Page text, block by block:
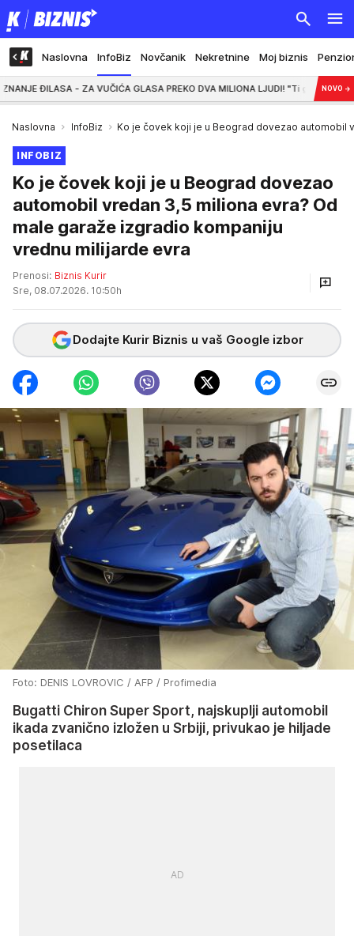
Naslovna InfoBiz Novčanik Nekretnine Moj biznis
- ZA VUČIĆA GLASA PREKO DVA MILIONA LJUDI! "Ti glasovi neće nestati"
NOVO →
Naslovna InfoBiz Ko je čovek koji je u Beograd dovezao automobil
INFOBIZ
Ko je čovek koji je u Beograd dovezao
automobil vredan 3,5 miliona evra? Od
male garaže izgradio kompaniju
vrednu milijarde evra
Prenosi: Biznis Kurir
Sre, 08.07.2026. 10:50h
Dodajte Kurir Biznis u vaš Google izbor
Foto: DENIS LOVROVIC / AFP / Profimedia
Bugatti Chiron Super Sport, najskuplji automobil
ikada zvanično izložen u Srbiji, privukao je hiljade
posetilaca